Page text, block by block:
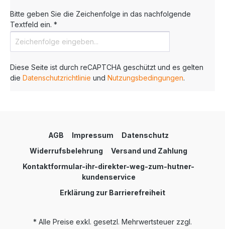
Bitte geben Sie die Zeichenfolge in das nachfolgende
Textfeld ein. *
Diese Seite ist durch reCAPTCHA geschützt und es gelten
die Datenschutzrichtlinie und Nutzungsbedingungen.
AGB Impressum
Datenschutz
Widerrufsbelehrung
Versand und Zahlung
Kontaktformular-ihr-direkter-weg-zum-hutner-
kundenservice
Erklärung zur Barrierefreiheit
* Alle Preise exkl. gesetzl. Mehrwertsteuer zzgl.